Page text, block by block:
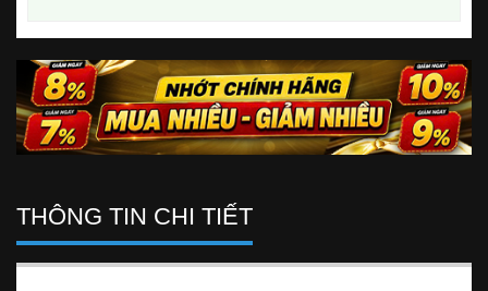
THÔNG TIN CHI TIẾT